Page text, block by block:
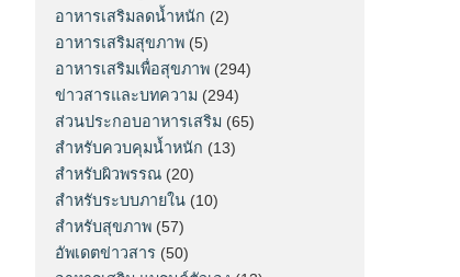
อาหารเสริมลดน้ำหนัก (2)
อาหารเสริมสุขภาพ (5)
อาหารเสริมเพื่อสุขภาพ (294)
ข่าวสารและบทความ (294)
ส่วนประกอบอาหารเสริม (65)
สำหรับควบคุมน้ำหนัก (13)
สำหรับผิวพรรณ (20)
สำหรับระบบภายใน (10)
สำหรับสุขภาพ (57)
อัพเดตข่าวสาร (50)